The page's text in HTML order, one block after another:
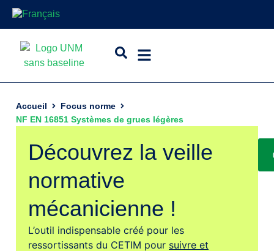
Accueil
Focus norme
NF EN 16851 Systèmes de grues légères
Découvrez la veille
normative
mécanicienne !
L’outil indispensable créé pour les
ressortissants du CETIM pour suivre et